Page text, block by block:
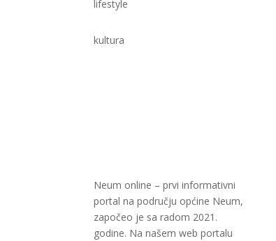
lifestyle
kultura
Neum online – prvi informativni
portal na području općine Neum,
započeo je sa radom 2021.
godine. Na našem web portalu